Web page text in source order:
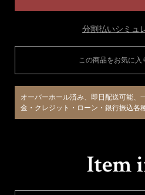
分割払いシミュ
この商品をお気に入
オーバーホール済み、即日配送可能、
金・クレジット・ローン・銀行振込各